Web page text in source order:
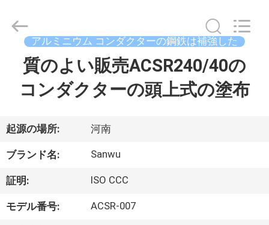
ロ
ダ
ク
ト
supplier.
Copyright
Luoyang
Reserved.
アルミニウム コンダクターの鋼鉄は補強した
質のよい販売ACSR240/40の
コンダクターの頭上式の塗布
起源の場所: 河南
ブランド名: Sanwu
証明: ISO CCC
モデル番号: ACSR-007